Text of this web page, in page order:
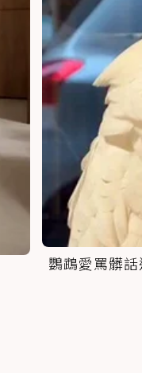
鸚鵡愛罵髒